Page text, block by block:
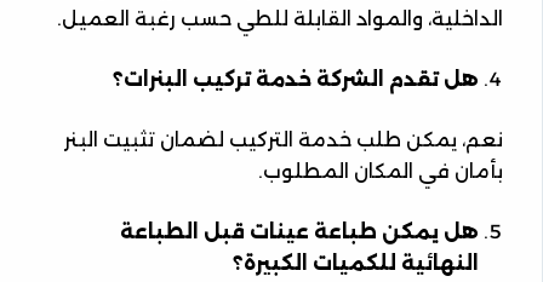
الداخلية، والمواد القابلة للطي حسب رغبة العميل.
هل تقدم الشركة خدمة تركيب البنرات؟
نعم، يمكن طلب خدمة التركيب لضمان تثبيت البنر
بأمان في المكان المطلوب.
هل يمكن طباعة عينات قبل الطباعة
النهائية للكميات الكبيرة؟